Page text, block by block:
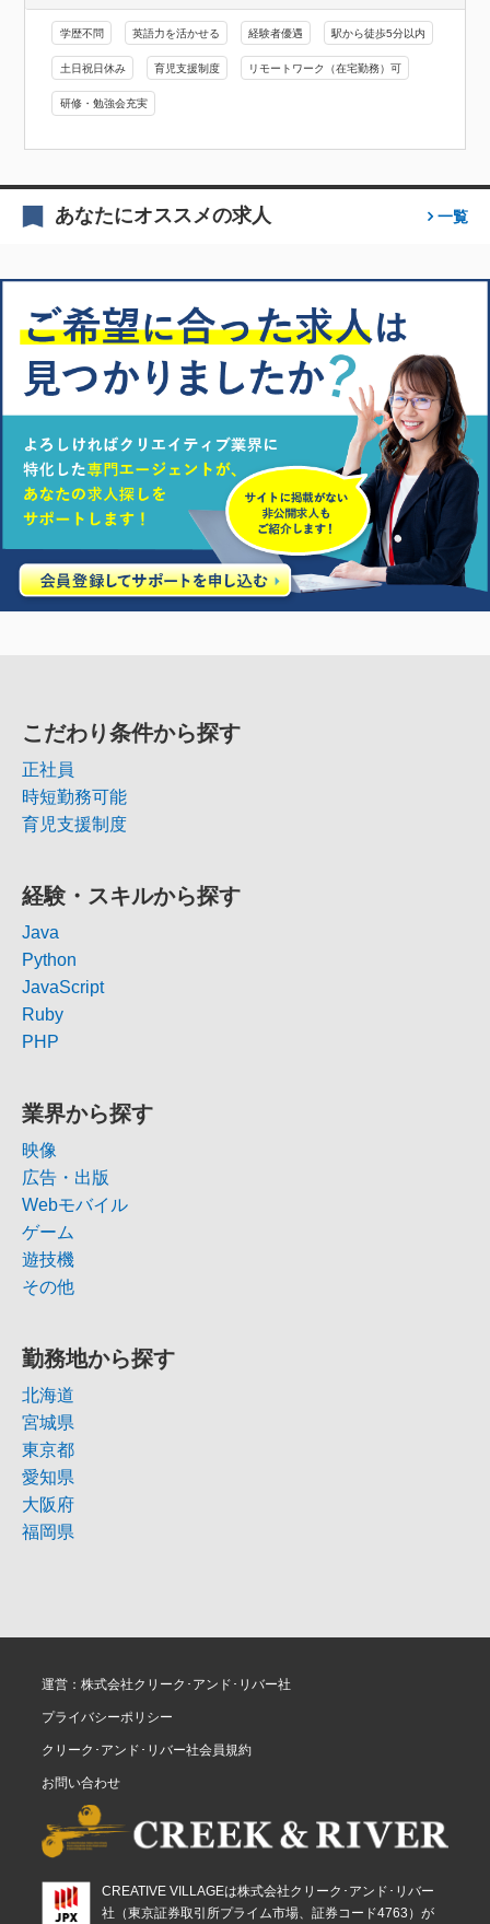
学歴不問 英語力を活かせる 経験者優遇 駅から徒歩5分以内
土日祝日休み 育児支援制度 リモートワーク（在宅勤務）可
研修・勉強会充実
あなたにオススメの求人 一覧
こだわり条件から探す
正社員
時短勤務可能
育児支援制度
経験・スキルから探す
Java
Python
JavaScript
Ruby
PHP
業界から探す
映像
広告・出版
Webモバイル
ゲーム
遊技機
その他
勤務地から探す
北海道
宮城県
東京都
愛知県
大阪府
福岡県
運営：株式会社クリーク･アンド･リバー社
プライバシーポリシー
クリーク･アンド･リバー社会員規約
お問い合わせ
CREATIVE VILLAGEは株式会社クリーク･アンド･リバー
社（東京証券取引所プライム市場、証券コード4763）が